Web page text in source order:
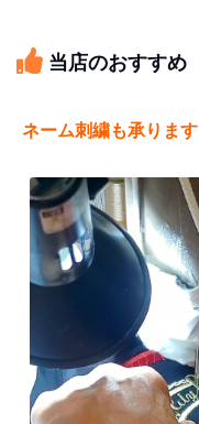
当店のおすすめ
ネーム刺繍も承ります